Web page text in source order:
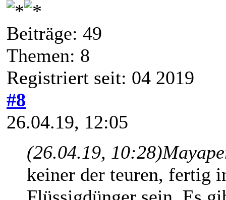
Beiträge: 49
Themen: 8
Registriert seit: 04 2019
#8
26.04.19, 12:05
(26.04.19, 10:28)
keiner der teuren, fertig